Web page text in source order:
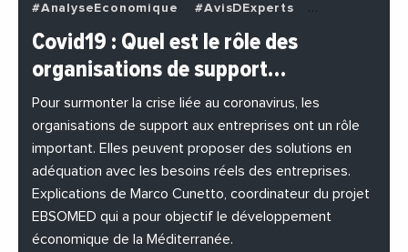
#AnalyseEconomique
#AvisDExperts
#BuzzNews
#Decideurs
#EchangesMediterraneens
#Economie
#EnDirectDe
#Entreprises
#Institutions
#PhotosEtVideos
Covid19 : Quel est le rôle des
organisations de support…
Pour surmonter la crise liée au coronavirus, les
organisations de support aux entreprises ont un rôle
important. Elles peuvent proposer des solutions en
adéquation avec les besoins réels des entreprises.
Explications de Marco Cunetto, coordinateur du projet
EBSOMED qui a pour objectif le développement
économique de la Méditerranée.